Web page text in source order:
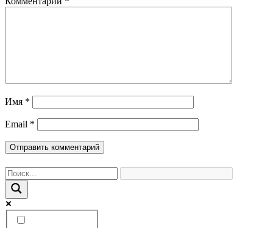
Имя *
Email *